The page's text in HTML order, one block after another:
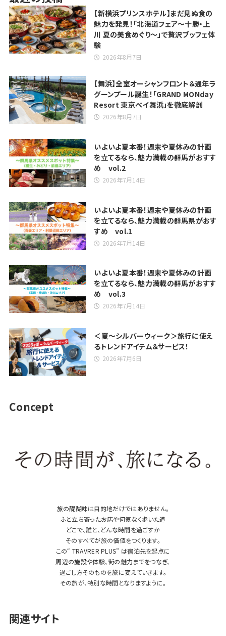
【新横浜プリンスホテル】まだ見ぬ食の
魅力を発見！「北海道フェア～十勝・上
川 夏の美食めぐり～」で贅沢ブッフェ体
験
2026年8月7日
【舞浜】全室オーシャンフロント＆通年ラ
グーンプール誕生！「GRAND MONday
Resort 東京ベイ舞浜」を徹底解剖
2026年8月7日
いよいよ夏本番！週末や夏休みの計画
を立てるなら、魅力満載の群馬がおすす
め vol.2
2026年7月14日
いよいよ夏本番！週末や夏休みの計画
を立てるなら、魅力満載の群馬県がおす
すめ vol.1
2026年7月14日
いよいよ夏本番！週末や夏休みの計画
を立てるなら、魅力満載の群馬がおすす
め vol.3
2026年7月14日
＜夏～シルバーウィーク＞旅行に使え
るトレンドアイテム＆サービス！
2026年7月6日
Concept
旅の醍醐味は目的地だけではありません。
ふと立ち寄ったお店や何気なく歩いた道
どこで、誰と、どんな時間を過ごすか
そのすべてが旅の価値をつくります。
この“ TRAVRER PLUS” は宿泊先を起点に
周辺の施設や体験、街の魅力までをつなぎ、
過ごし方そのものを旅に変えていきます。
その旅が、特別な時間となりますように。
関連サイト